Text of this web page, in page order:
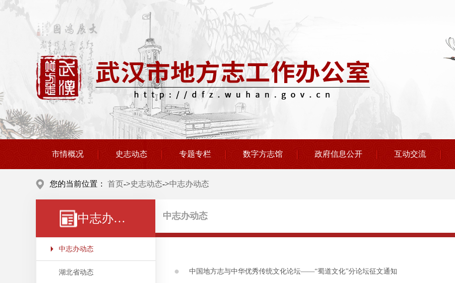
市情概况 史志动态 专题专栏 数字方志馆 政府信息公开 互动交流
您的当前位置： 首页->史志动态->中志办动态
中志办动态
中志办动态
湖北省动态
中志办动态
中国地方志与中华优秀传统文化论坛——“蜀道文化”分论坛征文通知